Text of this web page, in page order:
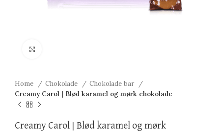
Home Chokolade
Chokolade bar
Creamy Carol | Blød karamel og mørk chokolade
Creamy Carol | Blød karamel og mørk